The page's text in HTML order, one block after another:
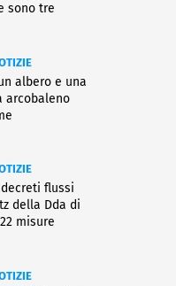
sono tre
albero e una
arcobaleno
flussi
della Dda di
misure